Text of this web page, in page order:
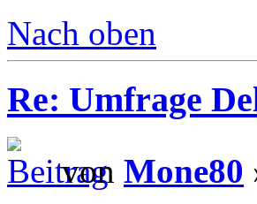
Nach oben
Re: Umfrage
von Mone80